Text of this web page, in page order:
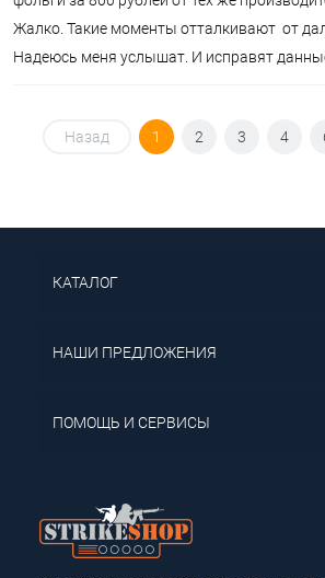
Жалко. Такие моменты отталкивают от
Надеюсь меня услышат. И исправят
Назад 1 2 3 4
КАТАЛОГ
НАШИ ПРЕДЛОЖЕНИЯ
ПОМОЩЬ И СЕРВИСЫ